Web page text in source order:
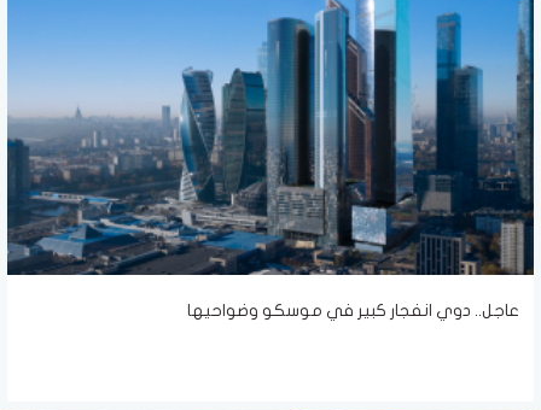
عاجل.. دوي انفجار كبير في موسكو وضواحيها